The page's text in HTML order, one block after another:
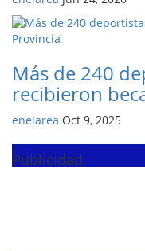
Más de 240
recibieron
enelarea Oct 9, 2025
Publicidad